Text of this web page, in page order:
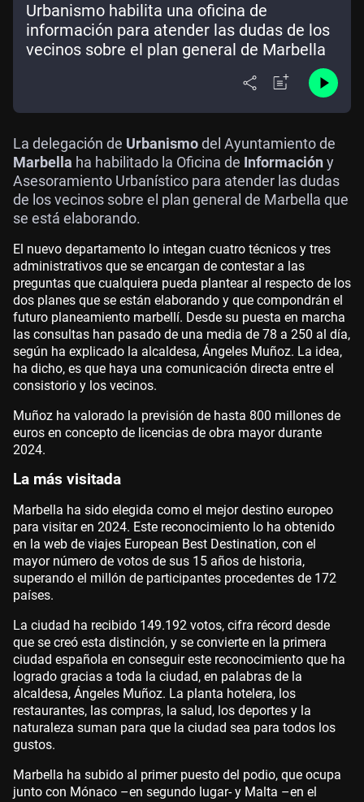
Urbanismo habilita una oficina de
información para atender las dudas de los
vecinos sobre el plan general de Marbella
La delegación de Urbanismodel Ayuntamiento de
Marbella ha habilitado la Oficina de Informacióny
Asesoramiento Urbanístico para atender las dudas
de los vecinos sobre el plan general de Marbella que
se está elaborando.
El nuevo departamento lo integan cuatro técnicos y tres
administrativos que se encargan de contestar a las
preguntas que cualquiera pueda plantear al respecto de los
dos planes que se están elaborando y que compondrán el
futuro planeamiento marbellí. Desde su puesta en marcha
las consultas han pasado de una media de 78 a 250 al día,
según ha explicado la alcaldesa, Ángeles Muñoz. La idea,
ha dicho, es que haya una comunicación directa entre el
consistorio y los vecinos.
Muñoz ha valorado la previsión de hasta 800 millones de
euros en concepto de licencias de obra mayor durante
2024.
La más visitada
Marbella ha sido elegida como el mejor destino europeo
para visitar en 2024. Este reconocimiento lo ha obtenido
en la web de viajes European Best Destination, con el
mayor número de votos de sus 15 años de historia,
superando el millón de participantes procedentes de 172
países.
La ciudad ha recibido 149.192 votos, cifra récord desde
que se creó esta distinción, y se convierte en la primera
ciudad española en conseguir este reconocimiento que ha
logrado gracias a toda la ciudad, en palabras de la
alcaldesa, Ángeles Muñoz. La planta hotelera, los
restaurantes, las compras, la salud, los deportes y la
naturaleza suman para que la ciudad sea para todos los
gustos.
Marbella ha subido al primer puesto del podio, que ocupa
junto con Mónaco –en segundo lugar- y Malta –en el